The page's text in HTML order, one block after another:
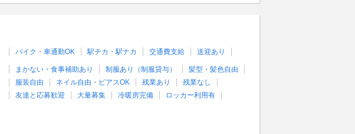
バイク・車通勤OK 駅チカ・駅ナカ 交通費支給 送迎あり
まかない・食事補助あり 制服あり（制服貸与）
髪型・髪色自由
服装自由
ネイル自由・ピアスOK 残業あり
残業なし
友達と応募歓迎
大量募集 冷暖房完備 ロッカー利用有